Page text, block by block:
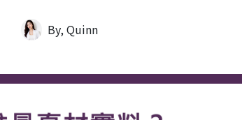
By, Quinn